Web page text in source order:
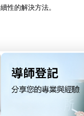
性的解決方法。
樣性和全球互聯的概念。
同解決複雜的問題。